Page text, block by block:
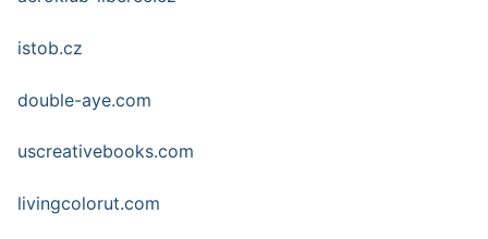
istob.cz
double-aye.com
uscreativebooks.com
livingcolorut.com